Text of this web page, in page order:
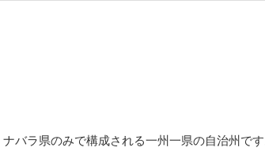
バラ県のみで構成される一州一県の自治州で